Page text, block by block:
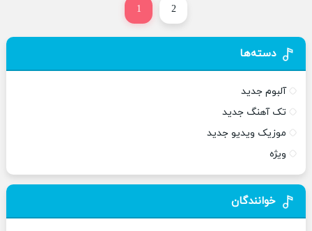
1 2
دسته‌ها
آلبوم جدید
تک آهنگ جدید
موزیک ویدیو جدید
ویژه
خوانندگان